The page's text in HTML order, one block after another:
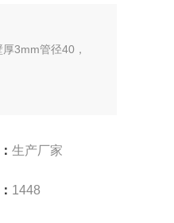
3mm管径40，
生产厂家
1448